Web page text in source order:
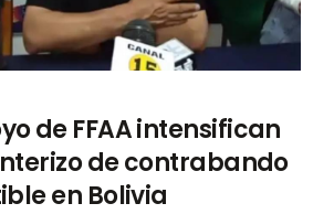
de FFAA intensifican
de contrabando
en Bolivia